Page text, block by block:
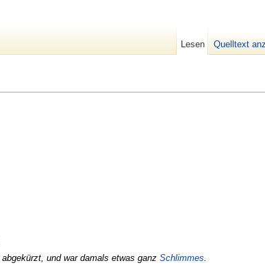
abgekürzt, und war damals etwas ganzSchlimmes
Lesen Quelltext